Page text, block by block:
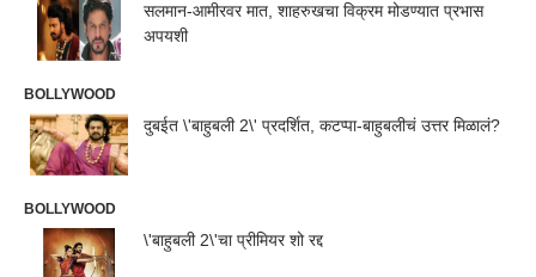
सलमान-आमीरवर मात, शाहरुखचा विक्रम मोडण्यात प्रभास
अपयशी
BOLLYWOOD
दुबईत \'बाहुबली 2\' प्रदर्शित, कटप्पा-बाहुबलीचं उत्तर मिळालं?
BOLLYWOOD
\'बाहुबली 2\'चा प्रीमियर शो रद्द